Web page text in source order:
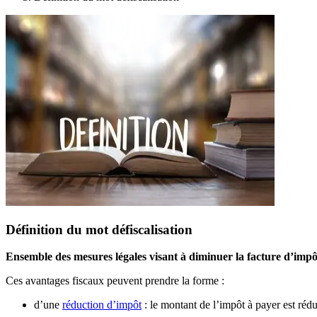
Définition du mot défiscalisation
Ensemble des mesures légales visant à diminuer la facture
Ces avantages fiscaux peuvent prendre la forme :
d’une réduction d’impôt: le montant de l’impôt à payer est